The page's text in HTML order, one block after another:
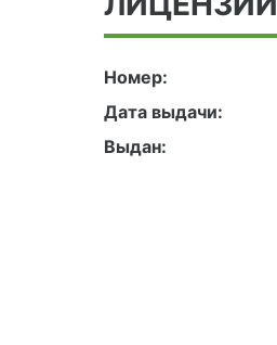
Номер:
Дата выдачи:
Выдан: